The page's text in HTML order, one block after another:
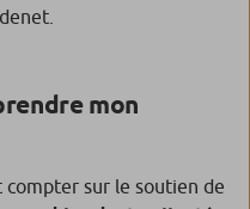
mon
sur le soutien de